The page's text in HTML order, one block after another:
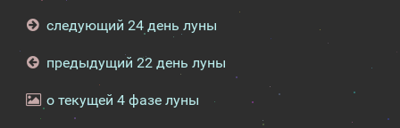
следующий 24 день луны
предыдущий 22 день луны
о текущей 4 фазе луны